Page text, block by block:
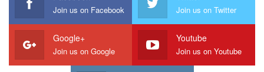
Join us on Facebook Join us on Twitter
Google+
Join us on Google
Youtube
Join us on Youtube